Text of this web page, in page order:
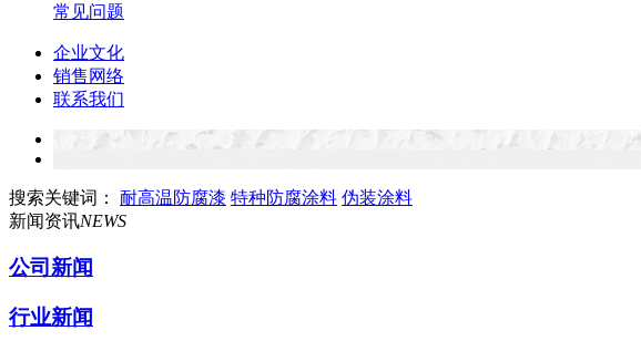
常见问题
企业文化
销售网络
联系我们
搜索关键词： 耐高温防腐漆 特种防腐涂料 伪装涂料
新闻资讯NEWS
公司新闻
行业新闻